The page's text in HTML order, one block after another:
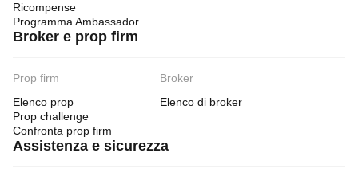
Ricompense
Programma Ambassador
Broker e prop firm
Prop firm
Elenco prop
Prop challenge
Confronta prop firm
Broker
Elenco di broker
Assistenza e sicurezza